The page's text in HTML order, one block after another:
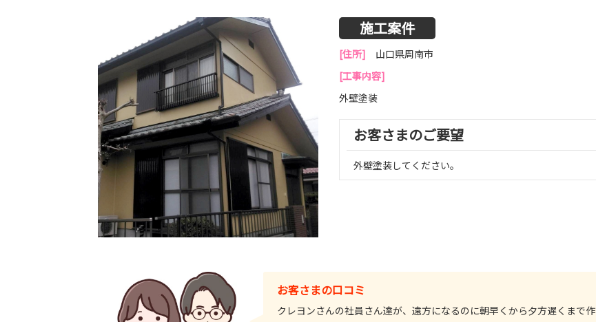
施工案件
[住所]
山口県周南市
[工事内容]
外壁塗装
お客さまのご要望
外壁塗装してください。
お客さまの口コミ
クレヨンさんの社員さん達が、遠方になるのに朝早くから夕方遅くまで作